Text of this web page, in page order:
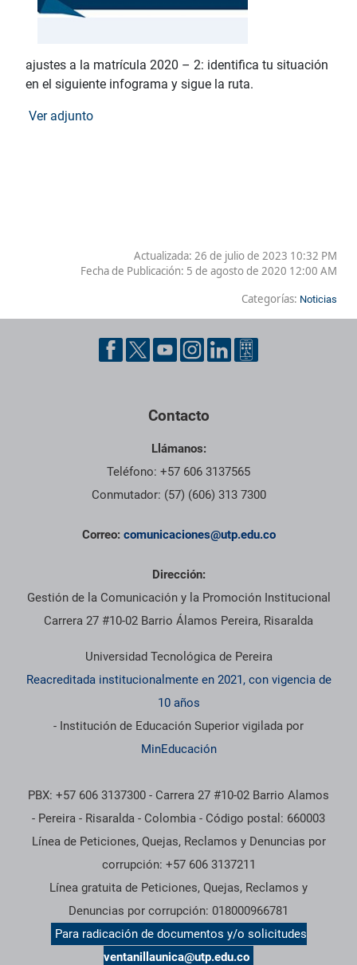
ajustes a la matrícula 2020 – 2: identifica tu situación
en el siguiente infograma y sigue la ruta.
Ver adjunto
Actualizada: 26 de julio de 2023 10:32 PM
Fecha de Publicación: 5 de agosto de 2020 12:00 AM
Categorías: Noticias
Contacto
Llámanos:
Teléfono: +57 606 3137565
Conmutador: (57) (606) 313 7300
Correo: comunicaciones@utp.edu.co
Dirección:
Gestión de la Comunicación y la Promoción Institucional
Carrera 27 #10-02 Barrio Álamos Pereira, Risaralda
Universidad Tecnológica de Pereira
Reacreditada institucionalmente en 2021, con vigencia de
10 años
- Institución de Educación Superior vigilada por
MinEducación
PBX: +57 606 3137300 - Carrera 27 #10-02 Barrio Alamos
- Pereira - Risaralda - Colombia - Código postal: 660003
Línea de Peticiones, Quejas, Reclamos y Denuncias por
corrupción: +57 606 3137211
Línea gratuita de Peticiones, Quejas, Reclamos y
Denuncias por corrupción: 018000966781
Para radicación de documentos y/o solicitudes
ventanillaunica@utp.edu.co